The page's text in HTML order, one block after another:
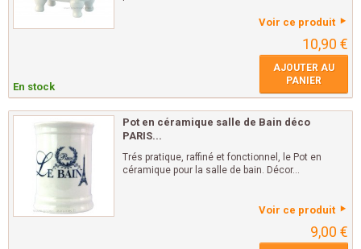
Voir ce produit
10,90 €
En stock
AJOUTER AU
PANIER
Pot en céramique salle de Bain déco
PARIS...
Trés pratique, raffiné et fonctionnel, le Pot en
céramique pour la salle de bain. Décor...
Voir ce produit
9,00 €